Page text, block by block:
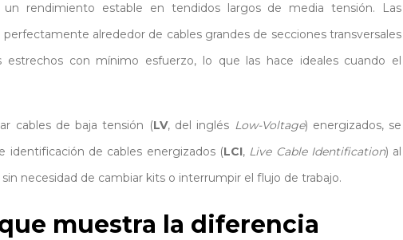
un rendimiento estable en tendidos largos de media tensión. Las
perfectamente alrededor de cables grandes de secciones transversales
con mínimo esfuerzo, lo que las hace ideales cuando el
cables de baja tensión (LV, del inglés Low-Voltage) energizados, se
identificación de cables energizados (LCI, Live Cable Identification) al
necesidad de cambiar kits o interrumpir el flujo de trabajo.
muestra la diferencia